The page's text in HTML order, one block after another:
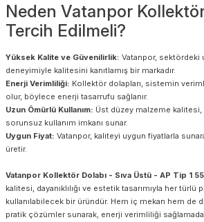
Neden Vatanpor
Tercih Edilmeli?
Yüksek Kalite ve Güvenilirlik: Vatanpor, sektördeki
deneyimiyle kalitesini kanıtlamış bir markadır.
Enerji Verimliliği: Kollektör dolapları, sistemin verimli
olur, böylece enerji tasarrufu sağlanır.
Uzun Ömürlü Kullanım: Üst düzey malzeme kalitesi,
sorunsuz kullanım imkanı sunar.
Uygun Fiyat: Vatanpor, kaliteyi uygun fiyatlarla
üretir.
Vatanpor Kollektör Dolabı - Sıva Üstü - AP Tip 1
kalitesi, dayanıklılığı ve estetik tasarımıyla her türlü
kullanılabilecek bir üründür. Hem iç mekan hem de
pratik çözümler sunarak, enerji verimliliği